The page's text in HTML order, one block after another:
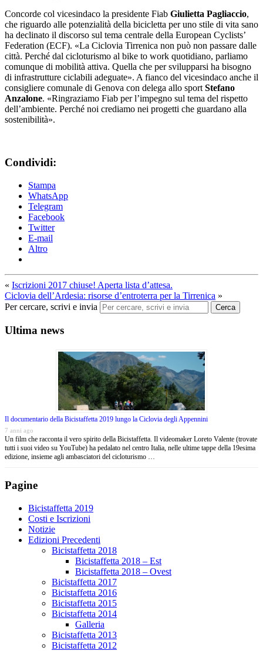
Concorde col vicesindaco la presidente Fiab Giulietta Pagliaccio,
che riguardo alle potenzialità della bicicletta per uno stile di vita sano
ha declinato il discorso sul tema centrale della European Cyclists’
Federation (ECF). «La Ciclovia Tirrenica non può non passare dalle
città. Perché dal cicloturismo al bike to work quotidiano, parliamo
comunque di mobilità attiva. Quella che per svilupparsi ha bisogno
di infrastrutture ciclabili adeguate». A fianco del vicesindaco anche il
consigliere comunale di Genova con delega allo sport Stefano
Anzalone. «Ringraziamo Fiab per l’impegno sul tema del rispetto
dell’ambiente. Perché noi crediamo nei progetti che guardano alla
sostenibilità».
Condividi:
Stampa
WhatsApp
Telegram
Facebook
Twitter
E-mail
Altro
« Iscrizioni 2017 chiuse! Aperta lista d’attesa.
Ciclovia dell’Ardesia: risorse d’entroterra per la Tirrenica »
Per cercare, scrivi e invia
Cerca
Ultima news
Il documentario della Bicistaffetta 2019 lungo la Ciclovia degli Appennini
7 anni ago
Un film che racconta il vero spirito della Bicistaffetta. Il videomaker Loreto Valente (trovate
tutti i suoi video su YouTube) ha pedalato nel centro Italia, nelle ultime tappe della 19esima
edizione, insieme agli ambasciatori del cicloturismo …
Pagine
Bicistaffetta 2019
Costi e Iscrizioni
Notizie
Edizioni Precedenti
Bicistaffetta 2018
Bicistaffetta 2018 – Est
Bicistaffetta 2018 – Ovest
Bicistaffetta 2017
Bicistaffetta 2016
Bicistaffetta 2015
Bicistaffetta 2014
Galleria
Bicistaffetta 2013
Bicistaffetta 2012